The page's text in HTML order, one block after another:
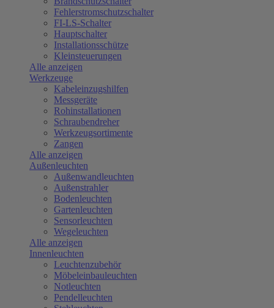
Fehlerstromschutzschalter
FI-LS-Schalter
Hauptschalter
Installationsschütze
Kleinsteuerungen
Alle anzeigen
Werkzeuge
Kabeleinzugshilfen
Messgeräte
Rohinstallationen
Schraubendreher
Werkzeugsortimente
Zangen
Alle anzeigen
Außenleuchten
Außenwandleuchten
Außenstrahler
Bodenleuchten
Gartenleuchten
Sensorleuchten
Wegeleuchten
Alle anzeigen
Innenleuchten
Leuchtenzubehör
Möbeleinbauleuchten
Notleuchten
Pendelleuchten